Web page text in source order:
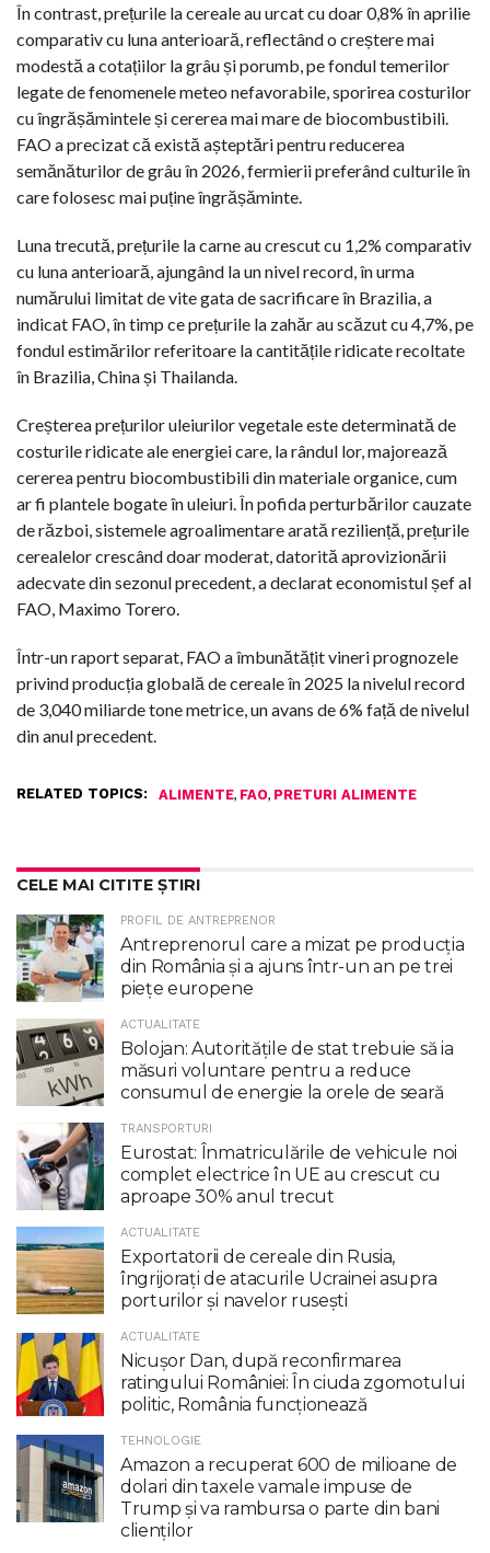
În contrast, prețurile la cereale au urcat cu doar 0,8% în aprilie
comparativ cu luna anterioară, reflectând o creștere mai
modestă a cotațiilor la grâu și porumb, pe fondul temerilor
legate de fenomenele meteo nefavorabile, sporirea costurilor
cu îngrășămintele și cererea mai mare de biocombustibili.
FAO a precizat că există așteptări pentru reducerea
semănăturilor de grâu în 2026, fermierii preferând culturile în
care folosesc mai puține îngrășăminte.
Luna trecută, prețurile la carne au crescut cu 1,2% comparativ
cu luna anterioară, ajungând la un nivel record, în urma
numărului limitat de vite gata de sacrificare în Brazilia, a
indicat FAO, în timp ce prețurile la zahăr au scăzut cu 4,7%, pe
fondul estimărilor referitoare la cantitățile ridicate recoltate
în Brazilia, China și Thailanda.
Creșterea prețurilor uleiurilor vegetale este determinată de
costurile ridicate ale energiei care, la rândul lor, majorează
cererea pentru biocombustibili din materiale organice, cum
ar fi plantele bogate în uleiuri. În pofida perturbărilor cauzate
de război, sistemele agroalimentare arată reziliență, prețurile
cerealelor crescând doar moderat, datorită aprovizionării
adecvate din sezonul precedent, a declarat economistul șef al
FAO, Maximo Torero.
Într-un raport separat, FAO a îmbunătățit vineri prognozele
privind producția globală de cereale în 2025 la nivelul record
de 3,040 miliarde tone metrice, un avans de 6% față de nivelul
din anul precedent.
RELATED TOPICS: ALIMENTE, FAO, PRETURI ALIMENTE
CELE MAI CITITE ȘTIRI
PROFIL DE ANTREPRENOR
Antreprenorul care a mizat pe producția
din România și a ajuns într-un an pe trei
piețe europene
ACTUALITATE
Bolojan: Autoritățile de stat trebuie să ia
măsuri voluntare pentru a reduce
consumul de energie la orele de seară
TRANSPORTURI
Eurostat: Înmatriculările de vehicule noi
complet electrice în UE au crescut cu
aproape 30% anul trecut
ACTUALITATE
Exportatorii de cereale din Rusia,
îngrijorați de atacurile Ucrainei asupra
porturilor și navelor rusești
ACTUALITATE
Nicuşor Dan, după reconfirmarea
ratingului României: În ciuda zgomotului
politic, România funcţionează
TEHNOLOGIE
Amazon a recuperat 600 de milioane de
dolari din taxele vamale impuse de
Trump şi va rambursa o parte din bani
clienţilor